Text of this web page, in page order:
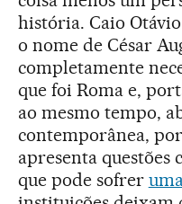
história. Caio Otávio
o nome de César
completamente
que foi Roma e,
ao mesmo tempo,
contemporânea,
apresenta questões
que pode sofrer